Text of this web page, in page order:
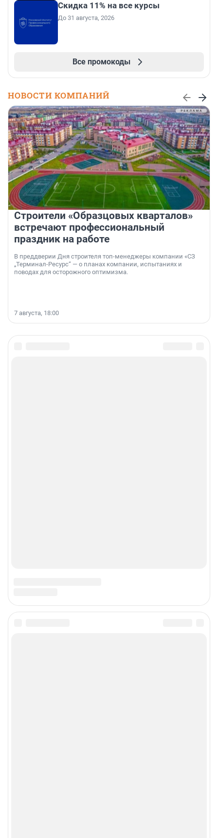
Скидка 11% на все курсы
До 31 августа, 2026
Все промокоды
НОВОСТИ КОМПАНИЙ
Строители «Образцовых кварталов»
встречают профессиональный
праздник на работе
В преддверии Дня строителя топ-менеджеры компании «СЗ
„Терминал-Ресурс“ — о планах компании, испытаниях и
поводах для осторожного оптимизма.
7 августа, 18:00